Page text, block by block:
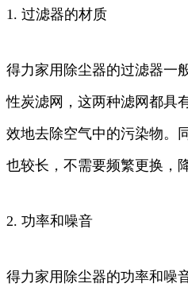
1. 过滤器的材质
得力家用除尘器的过滤器一
性炭滤网，这两种滤网都具
效地去除空气中的污染物。
也较长，不需要频繁更换，
2. 功率和噪音
得力家用除尘器的功率和噪